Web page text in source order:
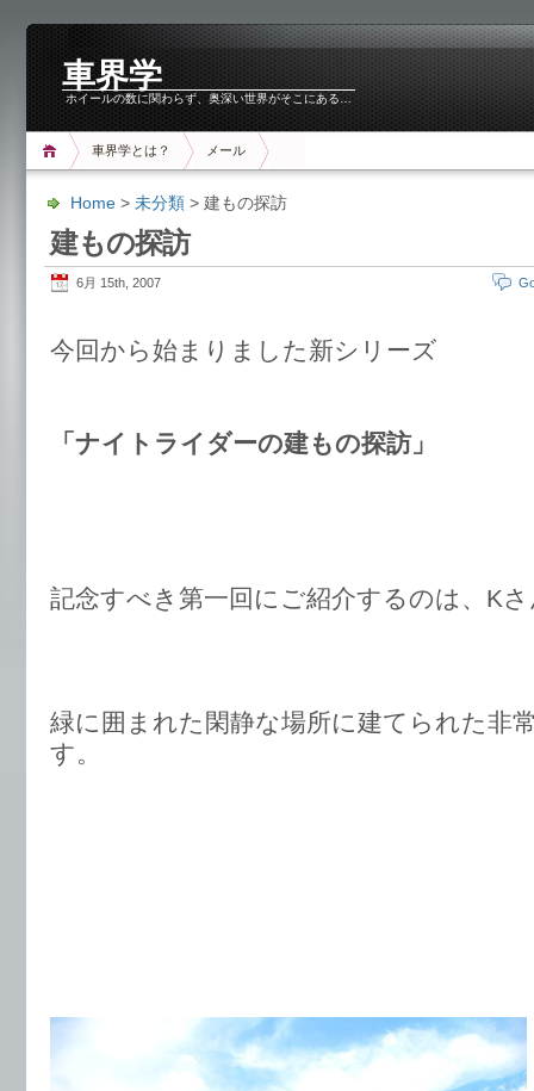
車界学
ホイールの数に関わらず、奥深い世界がそこにある…
車界学とは？ メール
Home > 未分類 > 建もの探訪
建もの探訪
6月 15th, 2007
今回から始まりました新シリーズ
「ナイトライダーの建もの探訪」
記念すべき第一回にご紹介するのは、K
緑に囲まれた閑静な場所に建てられた非
す。